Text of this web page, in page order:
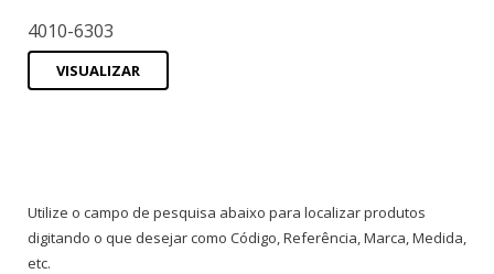
4010-6303
VISUALIZAR
Utilize o campo de pesquisa abaixo para localizar produtos
digitando o que desejar como Código, Referência, Marca, Medida,
etc.